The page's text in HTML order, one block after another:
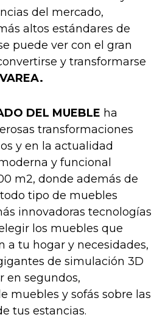
del mercado,
altos estándares de
puede ver con el gran
y transformarse
.
DEL MUEBLE ha
transformaciones
y en la actualidad
y funcional
m2, donde además de
tipo de muebles
innovadoras tecnologías
los muebles que
a tu hogar y necesidades,
de simulación 3D
en segundos,
muebles y sofás sobre las
tus estancias.